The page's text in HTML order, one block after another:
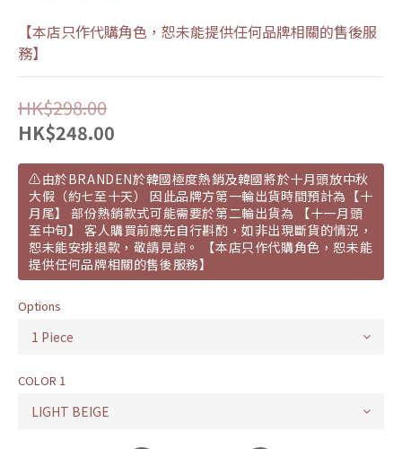
【本店只作代購角色，恕未能提供任何品牌相關的售後服
務】
HK$298.00
HK$248.00
⚠️由於BRANDEN於韓國極度熱銷及韓國將於十月頭放中秋
大假（約七至十天） 因此品牌方第一輪出貨時間預計為【十
月尾】 部份熱銷款式可能需要於第二輪出貨為 【十一月頭
至中旬】 客人購買前應先自行斟酌，如非出現斷貨的情況，
恕未能安排退款，敬請見諒。 【本店只作代購角色，恕未能
提供任何品牌相關的售後服務】
Options
COLOR 1